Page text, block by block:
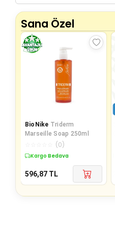
Sana Özel
BioNike Triderm
Marseille Soap 250ml
(0)
Kargo Bedava
596,87 TL